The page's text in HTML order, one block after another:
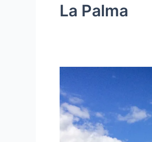
La Palma
Palma
–
Natur
pur!